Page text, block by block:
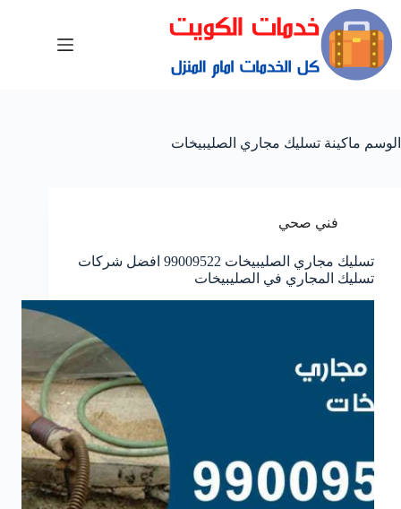
الوسم ماكينة تسليك مجاري الصليبيخات
فني صحي
تسليك مجاري الصليبيخات 99009522 افضل شركات
تسليك المجاري في الصليبيخات